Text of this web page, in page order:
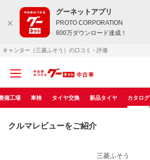
グーネットアプリ
PROTO CORPORATION
800万ダウンロード達成！
キャンター（三菱ふそう）の口コミ・評価
備工場 車検 タイヤ交換 新品タイヤ カタログ
クルマレビューをご紹介
三菱ふそう